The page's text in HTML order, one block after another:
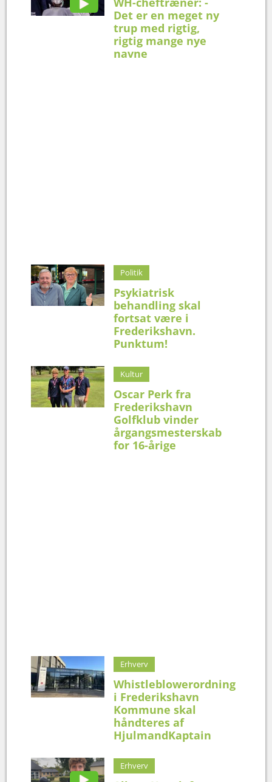
Det er en meget ny
trup med rigtig,
rigtig mange nye
navne
Politik
Psykiatrisk
behandling skal
fortsat være i
Frederikshavn.
Punktum!
Kultur
Oscar Perk fra
Frederikshavn
Golfklub vinder
årgangsmesterskab
for 16-årige
Erhverv
Whistleblowerordning
i Frederikshavn
Kommune skal
håndteres af
HjulmandKaptain
Erhverv